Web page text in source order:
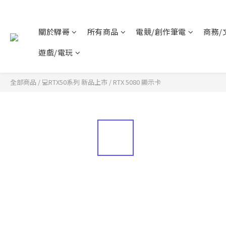
關於驊哥 所有商品 電競/創作筆電
商務/
遊戲/電玩
全部商品 / 💻RTX50系列 新品上市 / RTX 5080 顯示卡